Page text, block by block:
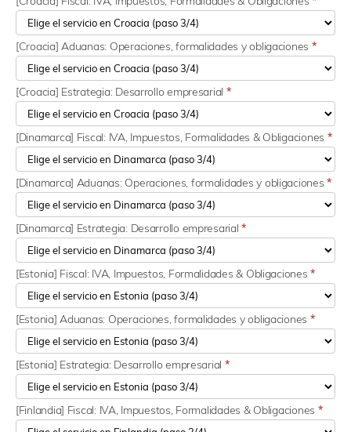
[Croacia] Aduanas: Operaciones, formalidades y obligaciones *
[Croacia] Estrategia: Desarrollo empresarial *
[Dinamarca] Fiscal: IVA, Impuestos, Formalidades & Obligaciones *
[Dinamarca] Aduanas: Operaciones, formalidades y obligaciones*
[Dinamarca] Estrategia: Desarrollo empresarial*
[Estonia] Fiscal: IVA, Impuestos, Formalidades & Obligaciones*
[Estonia] Aduanas: Operaciones, formalidades y obligaciones *
[Estonia] Estrategia: Desarrollo empresarial *
[Finlandia] Fiscal: IVA, Impuestos, Formalidades & Obligaciones *